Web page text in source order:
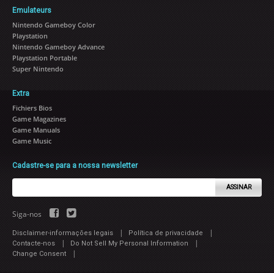
Emulateurs
Nintendo Gameboy Color
Playstation
Nintendo Gameboy Advance
Playstation Portable
Super Nintendo
Extra
Fichiers Bios
Game Magazines
Game Manuals
Game Music
Cadastre-se para a nossa newsletter
ASSINAR
Siga-nos
Disclaimer-informações legais | Política de privacidade |
Contacte-nos | Do Not Sell My Personal Information |
Change Consent |